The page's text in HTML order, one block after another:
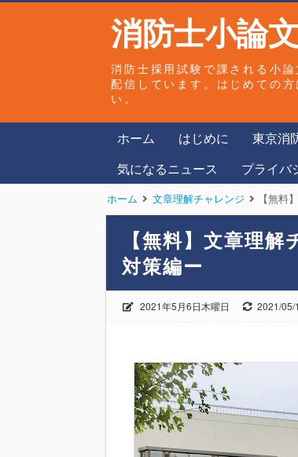
消防士小論
消防士採用試験で課される小
配信しています。はじめての
い。
ホーム はじめに 東京消
気になるニュース
プライバ
ホーム 文章理解チャレンジ 【無料
【無料】文章理
対策編ー
2021年5月6日木曜日 2021/05/